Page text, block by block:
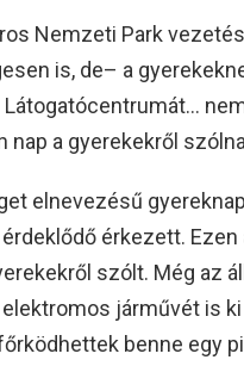
Nemzeti Park
is, de– a
Látogatócentrumát…
nap a gyerekekről
elnevezésű
érkezett. Ezen
szólt. Még az
járművét is
benne egy